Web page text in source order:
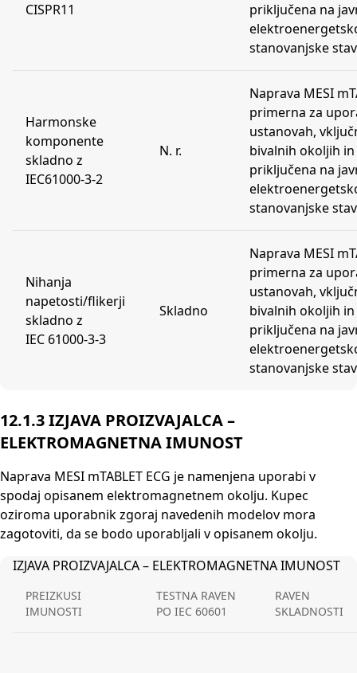
CISPR11
priključena na
stanovanjske
Harmonske
komponente
skladno z
IEC61000-3-2
N. r.
Naprava MESI
primerna za
ustanovah,
bivalnih okoljih
priključena na
stanovanjske
Nihanja
napetosti/flikerji
skladno z
IEC 61000-3-3
Skladno
Naprava MESI
primerna za
ustanovah,
bivalnih okoljih
priključena na
stanovanjske
12.1.3 IZJAVA PROIZVAJALCA –
ELEKTROMAGNETNA IMUNOST
Naprava MESI mTABLET ECG je namenjena uporabi v
spodaj opisanem elektromagnetnem okolju. Kupec
oziroma uporabnik zgoraj navedenih modelov mora
zagotoviti, da se bodo uporabljali v opisanem okolju.
IZJAVA PROIZVAJALCA – ELEKTROMAGNETNA IMUNOST
PREIZKUSI
IMUNOSTI
TESTNA RAVEN
PO IEC 60601
RAVEN
SKLADNOSTI